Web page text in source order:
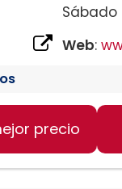
Sábado
Web:
precio